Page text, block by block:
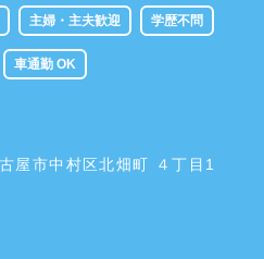
主婦・主夫歓迎 学歴不問
車通勤 OK
屋市中村区北畑町 ４丁目1